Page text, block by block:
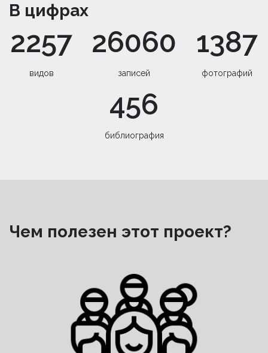
В цифрах
2257
видов
26060
записей
1387
фотографий
456
библиография
Чем полезен этот проект?